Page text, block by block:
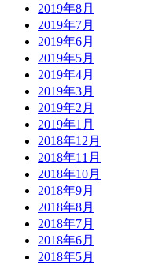
2019年8月
2019年7月
2019年6月
2019年5月
2019年4月
2019年3月
2019年2月
2019年1月
2018年12月
2018年11月
2018年10月
2018年9月
2018年8月
2018年7月
2018年6月
2018年5月